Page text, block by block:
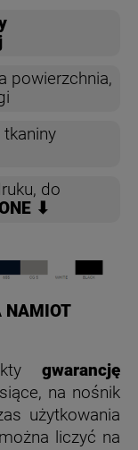
powierzchnia,
do
⬇
NAMIOT
gwarancję
na nośnik
użytkowania
liczyć na